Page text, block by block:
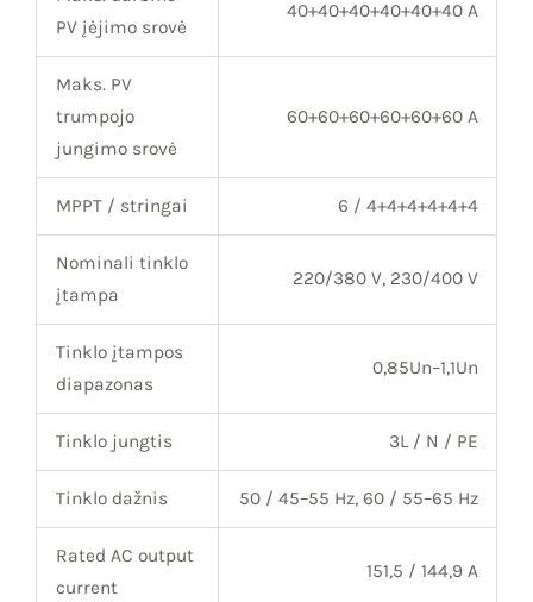
PV įėjimo srovė
40+40+40+40+40+40 A
Maks. PV
trumpojo
jungimo srovė
60+60+60+60+60+60 A
MPPT / stringai 6 / 4+4+4+4+4+4
Nominali tinklo
įtampa
220/380 V, 230/400 V
Tinklo įtampos
diapazonas
0,85Un–1,1Un
Tinklo jungtis 3L / N / PE
Tinklo dažnis 50 / 45–55 Hz, 60 / 55–65 Hz
Rated AC output
current
151,5 / 144,9 A